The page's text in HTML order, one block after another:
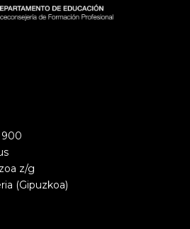
900
z/g
(Gipuzkoa)